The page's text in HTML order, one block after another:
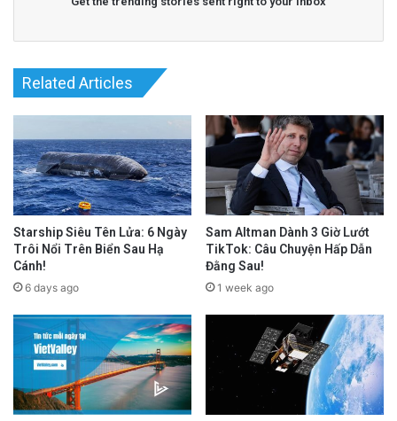
Related Articles
Starship Siêu Tên Lửa: 6 Ngày
Trôi Nổi Trên Biển Sau Hạ
Cánh!
6 days ago
Sam Altman Dành 3 Giờ Lướt
TikTok: Câu Chuyện Hấp Dẫn
Đằng Sau!
1 week ago